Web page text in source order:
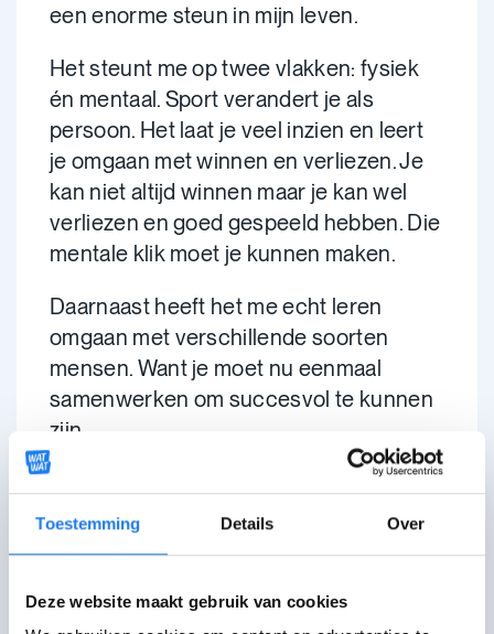
Toestemming Details Over
Deze website maakt gebruik van cookies
een enorme steun in mijn leven.
Het steunt me op twee vlakken: fysiek
én mentaal. Sport verandert je als
persoon. Het laat je veel inzien en leert
je omgaan met winnen en verliezen. Je
kan niet altijd winnen maar je kan wel
verliezen en goed gespeeld hebben. Die
mentale klik moet je kunnen maken.
Daarnaast heeft het me echt leren
omgaan met verschillende soorten
mensen. Want je moet nu eenmaal
samenwerken om succesvol te kunnen
zijn.
Wat wil je bereiken met je sport?
Aan de ene kant wil ik graag voor mezelf
waarde in het nationale team, een ploeg